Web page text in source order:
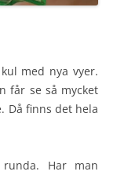
med nya vyer.
får se så mycket
Då finns det hela
Har man